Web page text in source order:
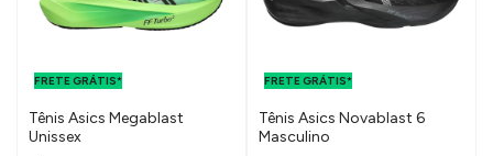
FRETE GRÁTIS*
Tênis Asics Megablast
Unissex
FRETE GRÁTIS*
Tênis Asics Novablast 6
Masculino